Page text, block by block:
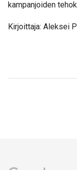
kampanjoiden
Kirjoittaja: Aleksei